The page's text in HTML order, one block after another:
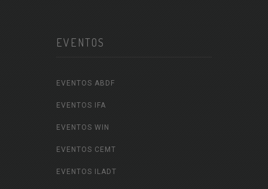
EVENTOS
EVENTOS ABDF
EVENTOS IFA
EVENTOS WIN
EVENTOS CEMT
EVENTOS ILADT